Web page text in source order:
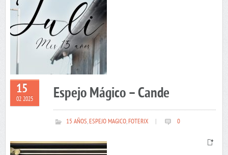
15
02 2025 Espejo Mágico – Cande
15 AÑOS,ESPEJO MAGICO,FOTERIX 0